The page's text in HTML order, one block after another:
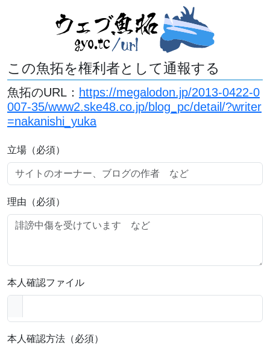
この魚拓を権利者として通報する
魚拓のURL： https://megalodon.jp/2013-0422-0
007-35/www2.ske48.co.jp/blog_pc/detail/?writer
=nakanishi_yuka
立場（必須）
理由（必須）
本人確認ファイル
本人確認方法（必須）